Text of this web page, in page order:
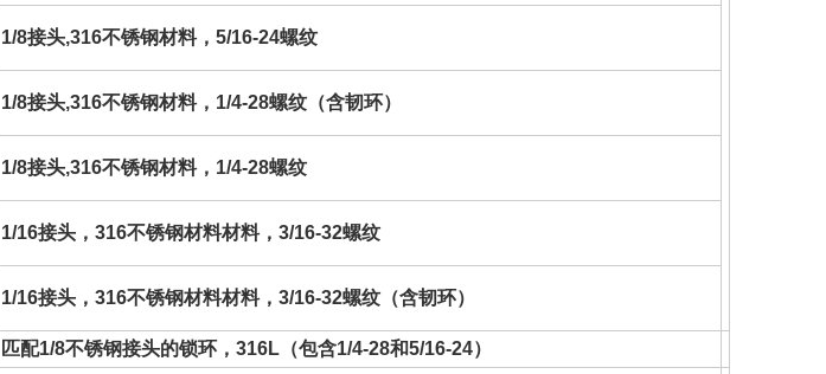
1/8接头,316不锈钢材料，5/16-24螺纹
1/8接头,316不锈钢材料，1/4-28螺纹（含韧环）
1/8接头,316不锈钢材料，1/4-28螺纹
1/16接头，316不锈钢材料材料，3/16-32螺纹
1/16接头，316不锈钢材料材料，3/16-32螺纹（含韧环）
匹配1/8不锈钢接头的锁环，316L（包含1/4-28和5/16-24）